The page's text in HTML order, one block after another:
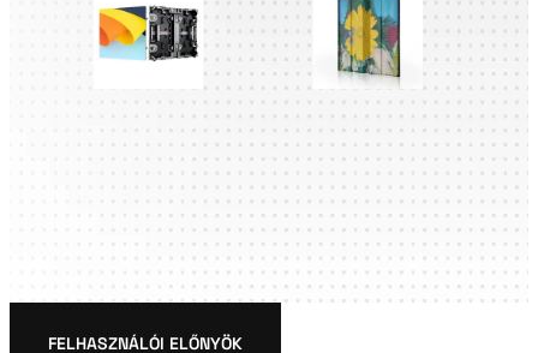
FELHASZNÁLÓI ELŐNYÖK